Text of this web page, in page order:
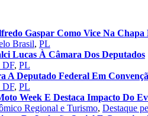
Gaspar Como Vice Na Chapa
Brasil, PL
Lucas À Câmara Dos Deputados
DF, PL
Deputado Federal Em
DF, PL
Week E Destaca Impacto Do
Regional e Turismo, Destaque